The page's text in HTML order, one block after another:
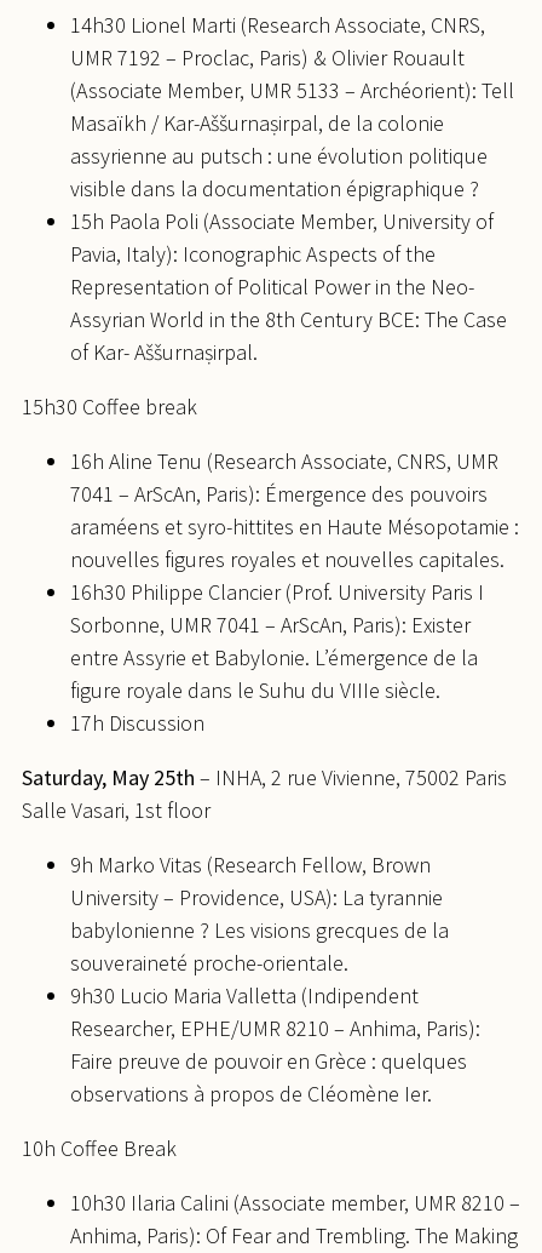
14h30 Lionel Marti (Research Associate, CNRS,
UMR 7192 – Proclac, Paris) & Olivier Rouault
(Associate Member, UMR 5133 – Archéorient): Tell
Masaïkh / Kar-Aššurnaṣirpal, de la colonie
assyrienne au putsch : une évolution politique
visible dans la documentation épigraphique ?
15h Paola Poli (Associate Member, University of
Pavia, Italy): Iconographic Aspects of the
Representation of Political Power in the Neo-
Assyrian World in the 8th Century BCE: The Case
of Kar- Aššurnaṣirpal.
15h30 Coffee break
16h Aline Tenu (Research Associate, CNRS, UMR
7041 – ArScAn, Paris): Émergence des pouvoirs
araméens et syro-hittites en Haute Mésopotamie :
nouvelles figures royales et nouvelles capitales.
16h30 Philippe Clancier (Prof. University Paris I
Sorbonne, UMR 7041 – ArScAn, Paris): Exister
entre Assyrie et Babylonie. L’émergence de la
figure royale dans le Suhu du VIIIe siècle.
17h Discussion
Saturday, May 25th – INHA, 2 rue Vivienne, 75002 Paris
Salle Vasari, 1st floor
9h Marko Vitas (Research Fellow, Brown
University – Providence, USA): La tyrannie
babylonienne ? Les visions grecques de la
souveraineté proche-orientale.
9h30 Lucio Maria Valletta (Indipendent
Researcher, EPHE/UMR 8210 – Anhima, Paris):
Faire preuve de pouvoir en Grèce : quelques
observations à propos de Cléomène Ier.
10h Coffee Break
10h30 Ilaria Calini (Associate member, UMR 8210 –
Anhima, Paris): Of Fear and Trembling. The Making